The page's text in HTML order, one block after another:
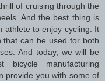
of cruising through the
And the best thing is
athlete to enjoy cycling. It
that can be used for both
And today, we will be
manufacturing
provide you with some of